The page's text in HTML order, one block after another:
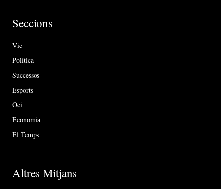
Seccions
Vic
Política
Successos
Esports
Oci
Economia
El Temps
Altres Mitjans